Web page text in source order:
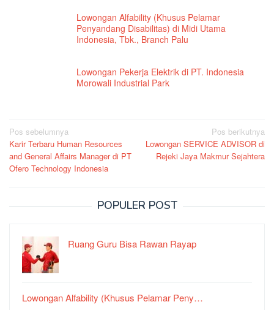
Lowongan Alfability (Khusus Pelamar
Penyandang Disabilitas) di Midi Utama
Indonesia, Tbk., Branch Palu
Lowongan Pekerja Elektrik di PT. Indonesia
Morowali Industrial Park
Navigasi
pos
Pos sebelumnya
Karir Terbaru Human Resources
and General Affairs Manager di PT
Ofero Technology Indonesia
Pos berikutnya
Lowongan SERVICE ADVISOR di
Rejeki Jaya Makmur Sejahtera
POPULER POST
Ruang Guru Bisa Rawan Rayap
Lowongan Alfability (Khusus Pelamar Peny…